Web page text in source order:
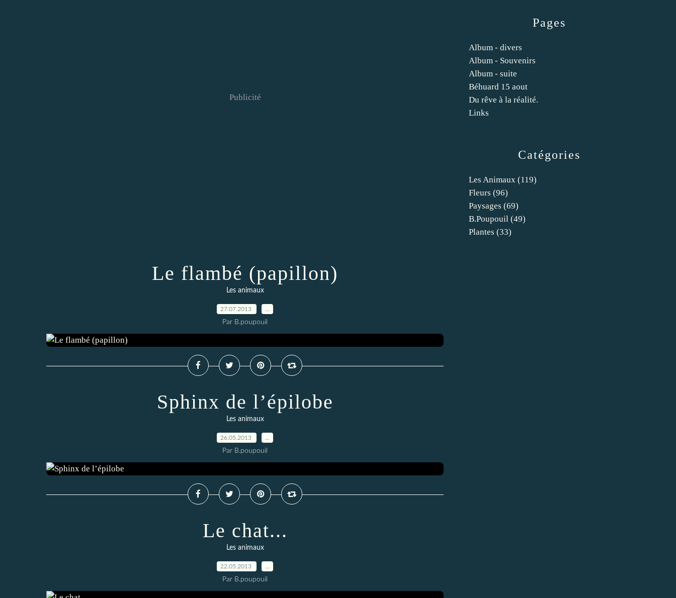
Publicité
Le flambé (papillon)
Les animaux
27.07.2013
Par B.poupouil
Sphinx de l’épilobe
Les animaux
26.05.2013
Par B.poupouil
Le chat...
Les animaux
22.05.2013
Par B.poupouil
Catégories
Les Animaux (119)
Fleurs (96)
Paysages (69)
B.poupouil (49)
Plantes (33)
Pages
Album - divers
Album - Souvenirs
Album - suite
Béhuard 15 aout
Du rêve à la réalité.
Links